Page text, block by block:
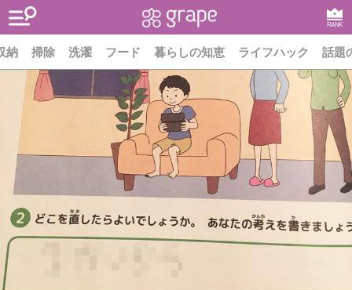
RANK
納 掃除 洗濯 フード 暮らしの知恵 ライフハック 話題